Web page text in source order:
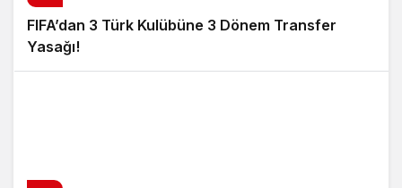
FIFA’dan 3 Türk Kulübüne 3 Dönem Transfer
Yasağı!